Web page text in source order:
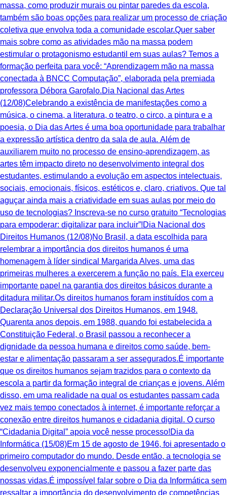
massa, como produzir murais ou pintar paredes da escola,
também são boas opções para realizar um processo de criação
coletiva que envolva toda a comunidade escolar.Quer saber
mais sobre como as atividades mão na massa podem
estimular o protagonismo estudantil em suas aulas? Temos a
formação perfeita para você: “Aprendizagem mão na massa
conectada à BNCC Computação”, elaborada pela premiada
professora Débora Garofalo.Dia Nacional das Artes
(12/08)Celebrando a existência de manifestações como a
música, o cinema, a literatura, o teatro, o circo, a pintura e a
poesia, o Dia das Artes é uma boa oportunidade para trabalhar
a expressão artística dentro da sala de aula. Além de
auxiliarem muito no processo de ensino-aprendizagem, as
artes têm impacto direto no desenvolvimento integral dos
estudantes, estimulando a evolução em aspectos intelectuais,
sociais, emocionais, físicos, estéticos e, claro, criativos. ‍Que tal
aguçar ainda mais a criatividade em suas aulas por meio do
uso de tecnologias? Inscreva-se no curso gratuito “Tecnologias
para empoderar: digitalizar para incluir”!Dia Nacional dos
Direitos Humanos (12/08)No Brasil, a data escolhida para
relembrar a importância dos direitos humanos é uma
homenagem à líder sindical Margarida Alves, uma das
primeiras mulheres a exercerem a função no país. Ela exerceu
importante papel na garantia dos direitos básicos durante a
ditadura militar.Os direitos humanos foram instituídos com a
Declaração Universal dos Direitos Humanos, em 1948.
Quarenta anos depois, em 1988, quando foi estabelecida a
Constituição Federal, o Brasil passou a reconhecer a
dignidade da pessoa humana e direitos como saúde, bem-
estar e alimentação passaram a ser assegurados.É importante
que os direitos humanos sejam trazidos para o contexto da
escola a partir da formação integral de crianças e jovens. Além
disso, em uma realidade na qual os estudantes passam cada
vez mais tempo conectados à internet, é importante reforçar a
conexão entre direitos humanos e cidadania digital. O curso
“Cidadania Digital” apoia você nesse processo!Dia da
Informática (15/08)Em 15 de agosto de 1946, foi apresentado o
primeiro computador do mundo. Desde então, a tecnologia se
desenvolveu exponencialmente e passou a fazer parte das
nossas vidas.É impossível falar sobre o Dia da Informática sem
ressaltar a importância do desenvolvimento de competências